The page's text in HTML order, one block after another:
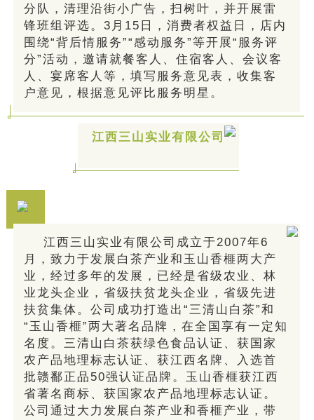
分队，清理沿街小广告，扫树叶，并开展雷
锋班组评选。3月15日，消费者权益日，店内
围绕“背后情服务”“感动服务”等开展“服务评
分”活动，邀请就餐客人、住宿客人、会议客
人、宴席客人等， 填写服务意见表， 收集客
户意见，根据意见评比服务明星。
江西三山实业有限公司
江西三山实业有限公司成立于2007年6
月，致力于发展白茶产业和玉山香榧两大产
业，经过多年的发展，已经是省级农业、林
业龙头企业，省级扶贫龙头企业，省级先进
扶贫集体。公司成功打造出“三清山白茶”和
“玉山香榧”两大著名品牌，在全国享有一定知
名度。三清山白茶获绿色食品认证、获国家
农产品地理标志认证、获江西名牌、入选首
批赣鄱正品50强认证品牌。玉山香榧获江西
省著名商标、获国家农产品地理标志认证。
公司通过大力发展白茶产业和香榧产业，带